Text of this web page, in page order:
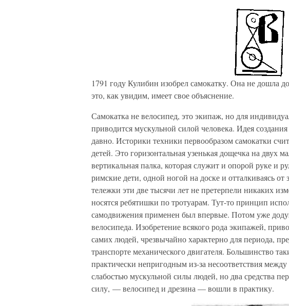
1791 году Кулибин изобрел самокатку. Она не дошла
это, как увидим, имеет свое объяснение.
Самокатка не велосипед, это экипаж, но для
приводится мускульной силой человека. Идея
давно. Историки техники первообразом самокатки
детей. Это горизонтальная узенькая дощечка на двух
вертикальная палка, которая служит и опорой руке и
римские дети, одной ногой на доске и отталкиваясь
тележки эти две тысячи лет не претерпели никаких
носятся ребятишки по тротуарам. Тут-то принцип
самодвижения применен был впервые. Потом уже
велосипеда. Изобретение всякого рода экипажей,
самих людей, чрезвычайно характерно для периода,
транспорте механического двигателя. Большинство
практически непригодным из-за несоответствия
слабостью мускульной силы людей, но два средства
силу, — велосипед и дрезина — вошли в практику.